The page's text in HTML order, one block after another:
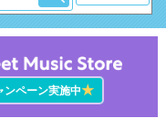
ンペーン実施中★